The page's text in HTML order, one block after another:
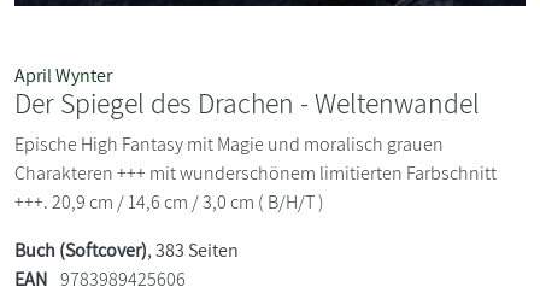
April Wynter
Der Spiegel des Drachen - Weltenwandel
Epische High Fantasy mit Magie und moralisch grauen
Charakteren +++ mit wunderschönem limitierten Farbschnitt
+++. 20,9 cm / 14,6 cm / 3,0 cm ( B/H/T )
Buch (Softcover), 383 Seiten
EAN 9783989425606